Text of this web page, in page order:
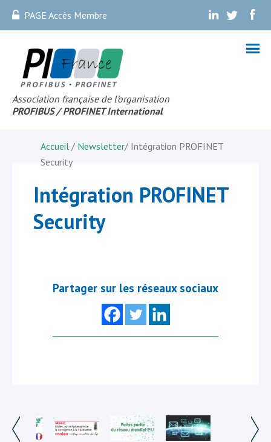
PAGE Accès Membre . . .
Association française de l’organisation
PROFIBUS / PROFINET International
Accueil / Newsletter/ Intégration PROFINET
Security
Intégration PROFINET
Security
Partager sur les réseaux sociaux